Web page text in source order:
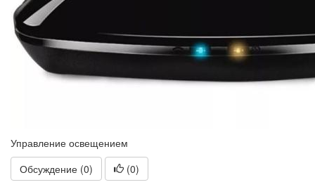
Управление освещением
Обсуждение (0)
(0)